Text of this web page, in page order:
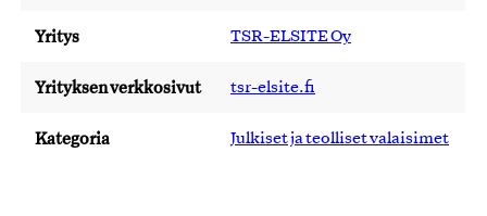
Yritys TSR-ELSITE Oy
Yrityksen verkkosivut tsr-elsite.fi
Kategoria Julkiset ja teolliset valaisimet